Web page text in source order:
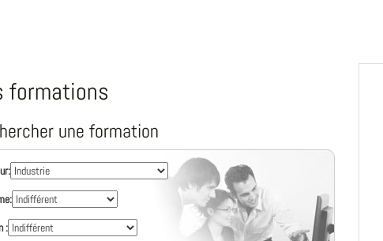
formations
une formation
: